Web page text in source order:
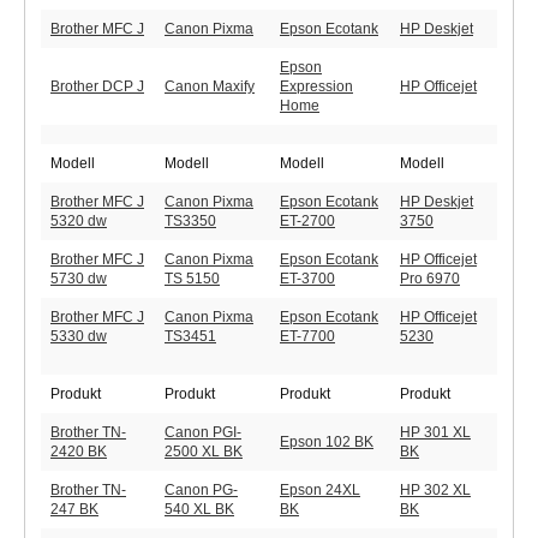
Brother MFC J Canon Pixma Epson Ecotank HP Deskjet
Brother DCP J Canon Maxify
Epson
Expression
Home
HP Officejet
Modell Modell Modell Modell
Brother MFC J
5320 dw
Canon Pixma
TS3350
Epson Ecotank
ET-2700
HP Deskjet
3750
Brother MFC J
5730 dw
Canon Pixma
TS 5150
Epson Ecotank
ET-3700
HP Officejet
Pro 6970
Brother MFC J
5330 dw
Canon Pixma
TS3451
Epson Ecotank
ET-7700
HP Officejet
5230
Produkt Produkt Produkt Produkt
Brother TN-
2420 BK
Canon PGI-
2500 XL BK
Epson 102 BK
HP 301 XL
BK
Brother TN-
247 BK
Canon PG-
540 XL BK
Epson 24XL
BK
HP 302 XL
BK